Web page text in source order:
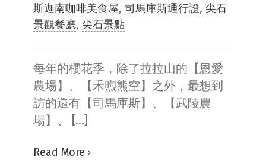
斯迦南咖啡美食屋, 司馬庫斯通行證, 尖石
景觀餐廳, 尖石景點
每年的櫻花季，除了拉拉山的【恩愛
農場】、【禾煦熊空】之外，最想到
訪的還有【司馬庫斯】、【武陵農
場】、 [...]
Read More